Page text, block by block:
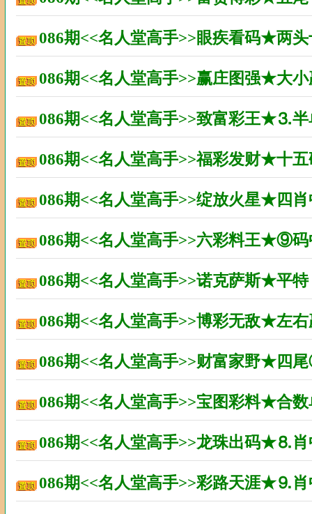
086期<<名人堂高手>>眼疾看码★两
086期<<名人堂高手>>赢庄图强★大
086期<<名人堂高手>>致富彩王★⒊
086期<<名人堂高手>>福彩发财★十
086期<<名人堂高手>>绽放火星★四
086期<<名人堂高手>>六彩料王★⑨
086期<<名人堂高手>>诺克萨斯★平
086期<<名人堂高手>>博彩无敌★左
086期<<名人堂高手>>财富家野★四
086期<<名人堂高手>>宝图彩料★合
086期<<名人堂高手>>龙珠出码★⒏
086期<<名人堂高手>>彩路天涯★⒐